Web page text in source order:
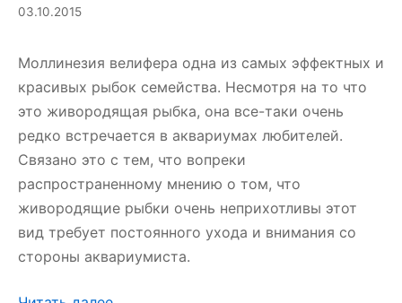
03.10.201510.03.2025
Моллинезия велифера одна из самых эффектных и
красивых рыбок семейства. Несмотря на то что
это живородящая рыбка, она все-таки очень
редко встречается в аквариумах любителей.
Связано это с тем, что вопреки
распространенному мнению о том, что
живородящие рыбки очень неприхотливы этот
вид требует постоянного ухода и внимания со
стороны аквариумиста.